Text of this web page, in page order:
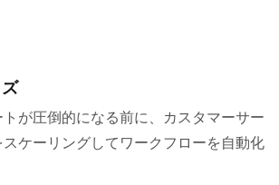
が圧倒的になる前に、カスタマーサー
ケーリングしてワークフローを自動化